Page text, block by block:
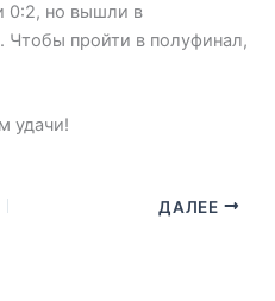
0:2, но вышли в
Чтобы пройти в полуфинал,
удачи!
ДАЛЕЕ